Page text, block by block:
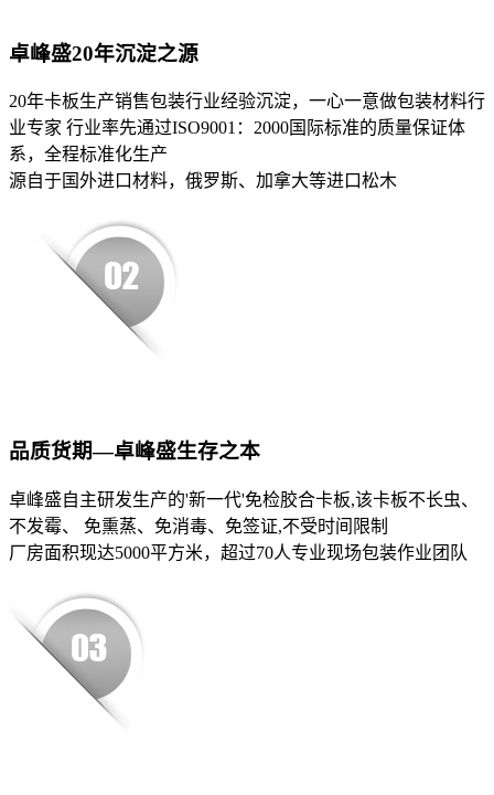
卓峰盛20年沉淀之源
20年卡板生产销售包装行业经验沉淀，一心一意做包装材料行
业专家 行业率先通过ISO9001：2000国际标准的质量保证体
系，全程标准化生产
源自于国外进口材料，俄罗斯、加拿大等进口松木
品质货期—卓峰盛生存之本
卓峰盛自主研发生产的'新一代'免检胶合卡板,该卡板不长虫、
不发霉、 免熏蒸、免消毒、免签证,不受时间限制
厂房面积现达5000平方米，超过70人专业现场包装作业团队